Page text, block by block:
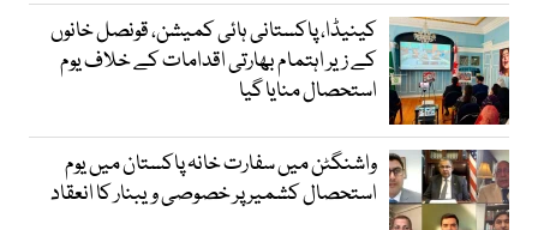
کینیڈا، پاکستانی ہائی کمیشن، قونصل خانوں
کے زیر اہتمام بھارتی اقدامات کے خلاف یوم
استحصال منایا گیا
واشنگٹن میں سفارت خانہ پاکستان میں یوم
استحصال کشمیر پر خصوصی ویبنار کا انعقاد